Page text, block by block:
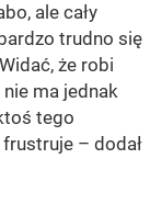
ale cały
trudno się
że robi
ma jednak
tego
– dodał